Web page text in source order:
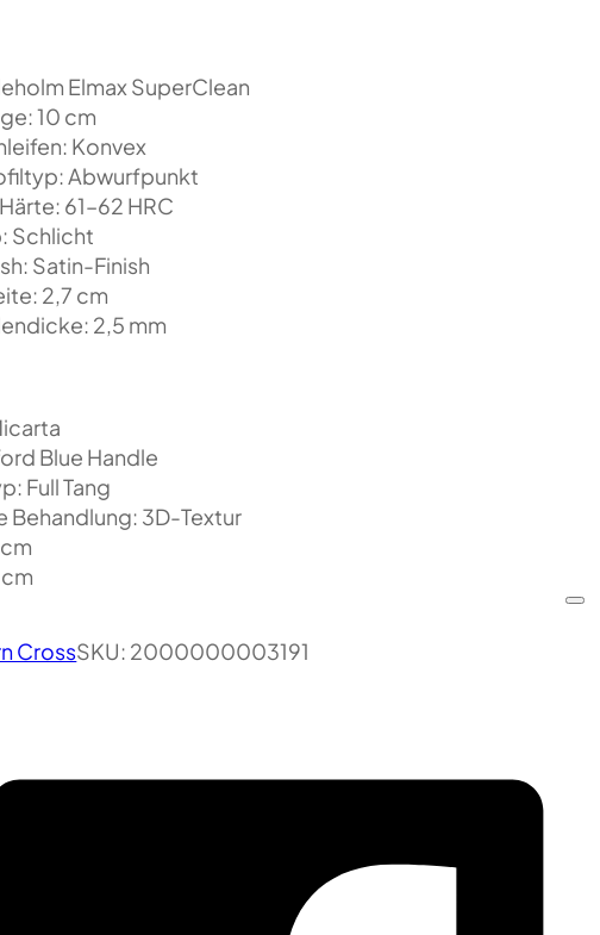
Elmax SuperClean
10 cm
Konvex
Abwurfpunkt
61–62 HRC
Schlicht
Satin-Finish
2,7 cm
2,5 mm
Blue Handle
Full Tang
Behandlung: 3D-Textur
CrossSKU: 2000000003191